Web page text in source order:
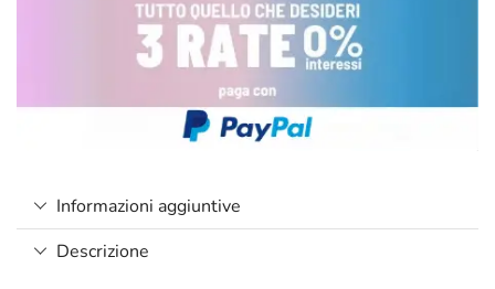
Informazioni aggiuntive
Descrizione